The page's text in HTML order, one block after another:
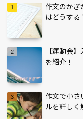
作文のか
はどうする
【運動会
を紹介！
作文で小
ルを詳しく